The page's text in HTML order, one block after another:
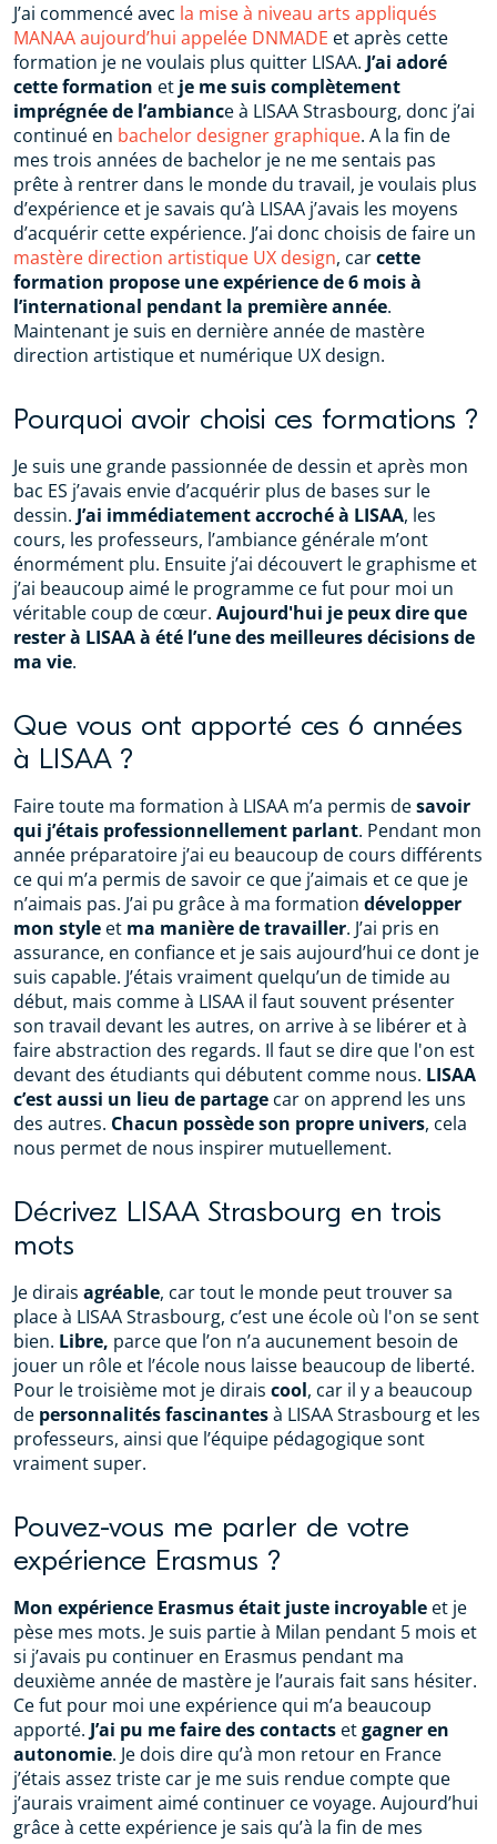
J’ai commencé avec la mise à niveau arts appliqués
MANAA aujourd’hui appelée DNMADE et après cette
formation je ne voulais plus quitter LISAA. J’ai adoré
cette formation et je me suis complètement
imprégnée de l’ambiance à LISAA Strasbourg, donc j’ai
continué en bachelor designer graphique. A la fin de
mes trois années de bachelor je ne me sentais pas
prête à rentrer dans le monde du travail, je voulais plus
d’expérience et je savais qu’à LISAA j’avais les moyens
d’acquérir cette expérience. J’ai donc choisis de faire un
mastère direction artistique UX design, carcette
formation propose une expérience de 6 mois à
l’international pendant la première année.
Maintenant je suis en dernière année de mastère
direction artistique et numérique UX design.
Pourquoi avoir choisi ces formations ?
Je suis une grande passionnée de dessin et après mon
bac ES j’avais envie d’acquérir plus de bases sur le
dessin. J’ai immédiatement accroché à LISAA, les
cours, les professeurs, l’ambiance générale m’ont
énormément plu. Ensuite j’ai découvert le graphisme et
j’ai beaucoup aimé le programme ce fut pour moi un
véritable coup de cœur. Aujourd'hui je peux dire que
rester à LISAA à été l’une des meilleures décisions de
ma vie.
Que vous ont apporté ces 6 années
à LISAA ?
Faire toute ma formation à LISAA m’a permis desavoir
qui j’étais professionnellement parlant. Pendant mon
année préparatoire j’ai eu beaucoup de cours différents
ce qui m’a permis de savoir ce que j’aimais et ce que je
n’aimais pas. J’ai pu grâce à ma formation développer
mon style et ma manière de travailler. J’ai pris en
assurance, en confiance et je sais aujourd’hui ce dont je
suis capable. J’étais vraiment quelqu’un de timide au
début, mais comme à LISAA il faut souvent présenter
son travail devant les autres, on arrive à se libérer et à
faire abstraction des regards. Il faut se dire que l'on est
devant des étudiants qui débutent comme nous. LISAA
c’est aussi un lieu de partage car on apprend les uns
des autres. Chacun possède son propre univers, cela
nous permet de nous inspirer mutuellement.
Décrivez LISAA Strasbourg en trois
mots
Je dirais agréable, car tout le monde peut trouver sa
place à LISAA Strasbourg, c’est une école où l'on se sent
bien. Libre, parce que l’on n’a aucunement besoin de
jouer un rôle et l’école nous laisse beaucoup de liberté.
Pour le troisième mot je dirais cool, car il y a beaucoup
de personnalités fascinantesà LISAA Strasbourg et les
professeurs, ainsi que l’équipe pédagogique sont
vraiment super.
Pouvez-vous me parler de votre
expérience Erasmus ?
Mon expérience Erasmus était juste incroyable et je
pèse mes mots. Je suis partie à Milan pendant 5 mois et
si j’avais pu continuer en Erasmus pendant ma
deuxième année de mastère je l’aurais fait sans hésiter.
Ce fut pour moi une expérience qui m’a beaucoup
apporté. J’ai pu me faire des contacts etgagner en
autonomie. Je dois dire qu’à mon retour en France
j’étais assez triste car je me suis rendue compte que
j’aurais vraiment aimé continuer ce voyage. Aujourd’hui
grâce à cette expérience je sais qu’à la fin de mes